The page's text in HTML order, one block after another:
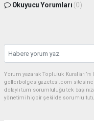
Okuyucu Yorumları (0)
Yorum yazarak Topluluk
gollerbolgesigazetesi.com sitesine
dolaylı tüm sorumluluğu tek
yönetimi hiçbir şekilde sorumlu